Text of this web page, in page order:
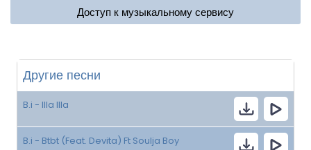
Доступ к музыкальному сервису
Другие песни
B.i - Illa Illa
B.i - Btbt (Feat. Devita) Ft Soulja Boy